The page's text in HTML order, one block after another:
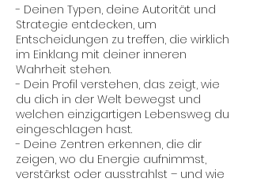
- Deinen Typen, deine Autorität und
Strategie entdecken, um
Entscheidungen zu treffen, die wirklich
im Einklang mit deiner inneren
Wahrheit stehen.
- Dein Profil verstehen, das zeigt, wie
du dich in der Welt bewegst und
welchen einzigartigen Lebensweg du
eingeschlagen hast.
- Deine Zentren erkennen, die dir
zeigen, wo du Energie aufnimmst,
verstärkst oder ausstrahlst – und wie